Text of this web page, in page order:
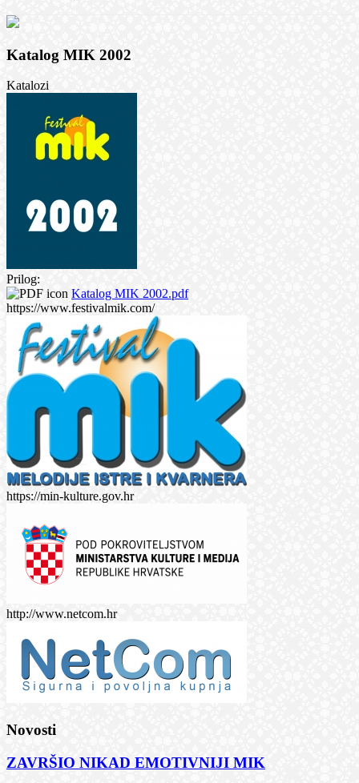
Katalog MIK 2002
Katalozi
Prilog:
Katalog MIK 2002.pdf
https://www.festivalmik.com/
https://min-kulture.gov.hr
http://www.netcom.hr
Novosti
ZAVRŠIO NIKAD EMOTIVNIJI MIK